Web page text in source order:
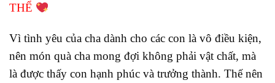
THỂ
Vì tình yêu của cha dành cho các con là vô điều kiện,
nên món quà cha mong đợi không phải vật chất, mà
là được thấy con hạnh phúc và trưởng thành. Thế nên